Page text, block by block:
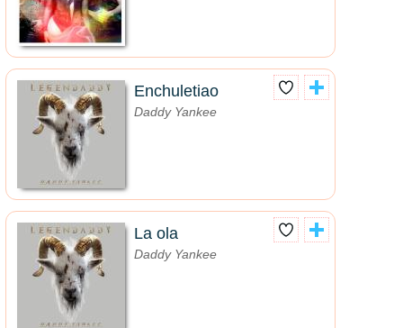
Enchuletiao
Daddy Yankee
La ola
Daddy Yankee